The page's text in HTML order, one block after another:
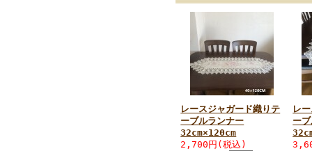
レースジャガード織りテ
ーブルランナー
32cm×120cm
2,700円(税込)
レ
ー